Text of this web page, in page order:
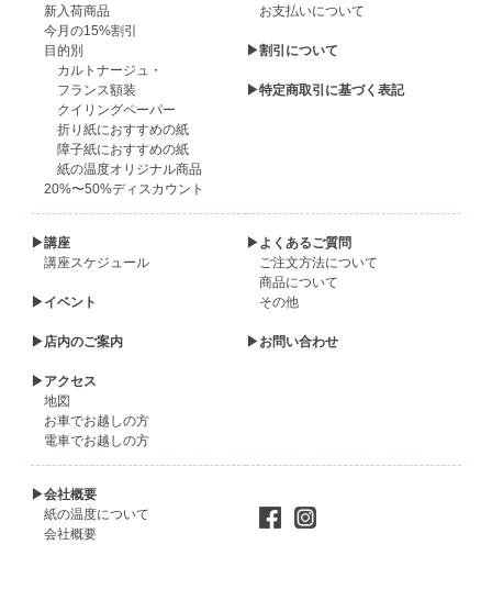
新入荷商品
今月の15%割引
目的別
カルトナージュ・
フランス額装
クイリングペーパー
折り紙におすすめの紙
障子紙におすすめの紙
紙の温度オリジナル商品
20%〜50%ディスカウント
お支払いについて
▶割引について
▶特定商取引に基づく表記
▶講座
講座スケジュール
▶イベント
▶店内のご案内
▶アクセス
地図
お車でお越しの方
電車でお越しの方
▶よくあるご質問
ご注文方法について
商品について
その他
▶お問い合わせ
▶会社概要
紙の温度について
会社概要